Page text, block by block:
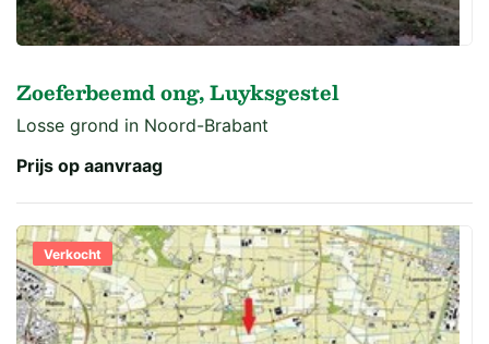
Zoeferbeemd ong, Luyksgestel
Losse grond in Noord-Brabant
Prijs op aanvraag
Verkocht